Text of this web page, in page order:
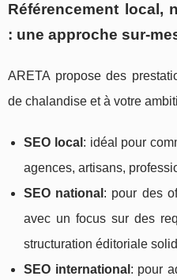
Référencement local,
: une approche sur-
ARETA propose des
de chalandise et à votre
SEO local : idéal pour
agences, artisans,
SEO national : pour des
avec un focus sur des
structuration éditoriale
SEO international : pour